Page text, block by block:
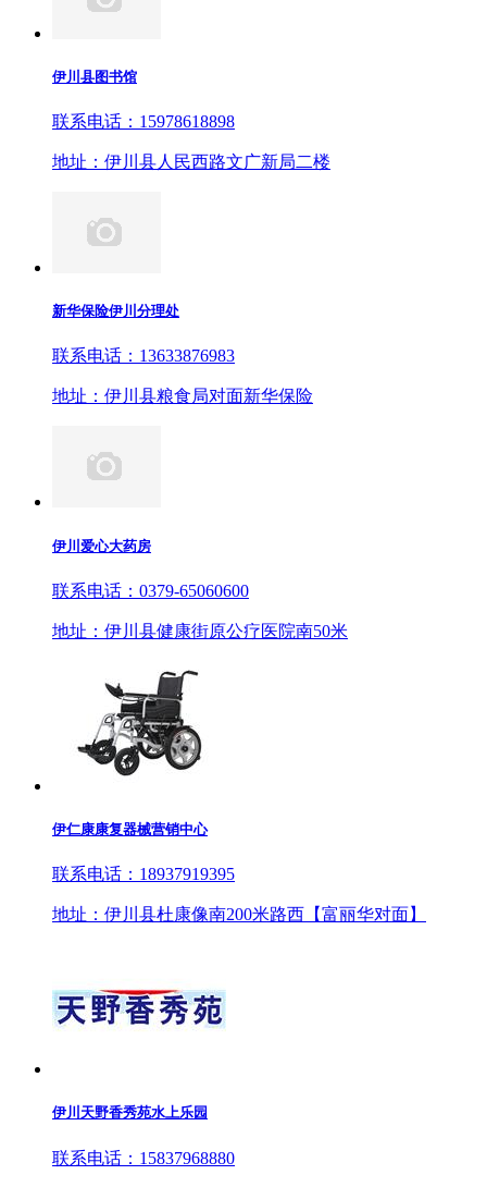
伊川县图书馆
联系电话：15978618898
地址：伊川县人民西路文广新局二楼
新华保险伊川分理处
联系电话：13633876983
地址：伊川县粮食局对面新华保险
伊川爱心大药房
联系电话：0379-65060600
地址：伊川县健康街原公疗医院南50米
伊仁康康复器械营销中心
联系电话：18937919395
地址：伊川县杜康像南200米路西【富丽华对面】
伊川天野香秀苑水上乐园
联系电话：15837968880